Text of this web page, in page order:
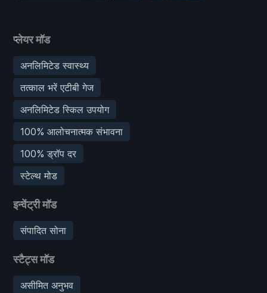
प्लेयर मॉड
अनलिमिटेड स्वास्थ्य
तत्काल भरें एटीबी गेज
अनलिमिटेड स्किल उपयोग
100% आलोचनात्मक संभावना
100% ड्रॉप दर
स्टेल्थ मोड
इन्वेंट्री मॉड
संपादित सोना
स्टैट्स मॉड
असीमित अनुभव